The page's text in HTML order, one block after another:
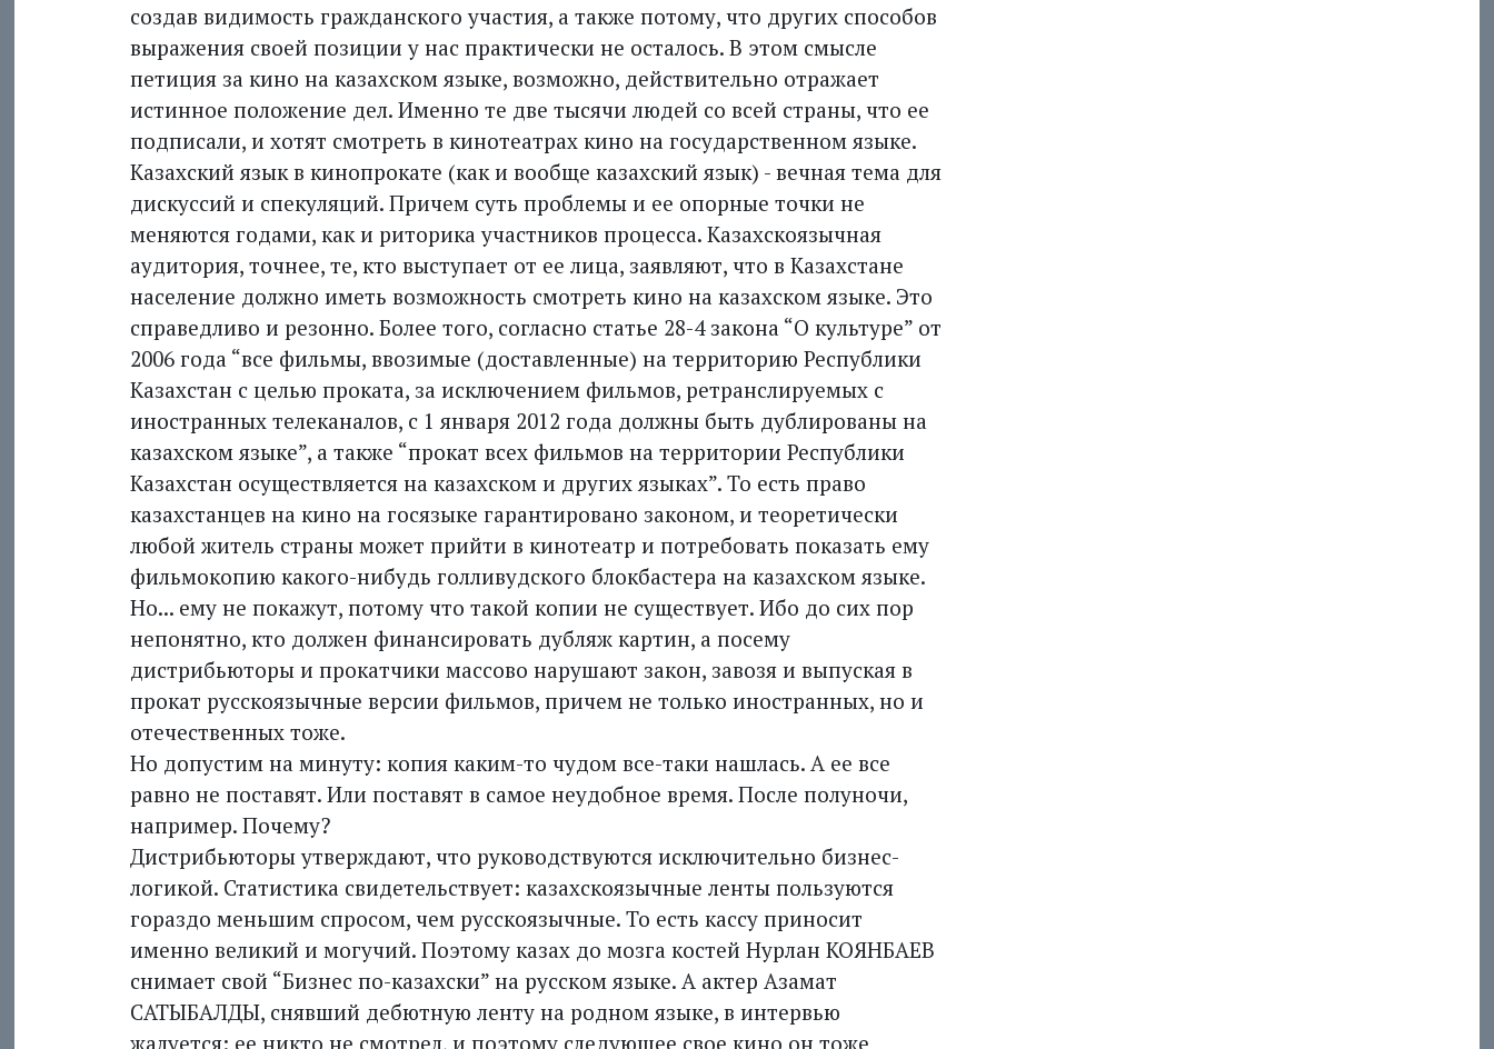
создав видимость гражданского участия, а также потому, что других способов
выражения своей позиции у нас практически не осталось. В этом смысле
петиция за кино на казахском языке, возможно, действительно отражает
истинное положение дел. Именно те две тысячи людей со всей страны, что ее
подписали, и хотят смотреть в кинотеатрах кино на государственном языке.
Казахский язык в кинопрокате (как и вообще казахский язык) - вечная тема для
дискуссий и спекуляций. Причем суть проблемы и ее опорные точки не
меняются годами, как и риторика участников процесса. Казахскоязычная
аудитория, точнее, те, кто выступает от ее лица, заявляют, что в Казахстане
население должно иметь возможность смотреть кино на казахском языке. Это
справедливо и резонно. Более того, согласно статье 28-4 закона “О культуре” от
2006 года “все фильмы, ввозимые (доставленные) на территорию Республики
Казахстан с целью проката, за исключением фильмов, ретранслируемых с
иностранных телеканалов, с 1 января 2012 года должны быть дублированы на
казахском языке”, а также “прокат всех фильмов на территории Республики
Казахстан осуществляется на казахском и других языках”. То есть право
казахстанцев на кино на госязыке гарантировано законом, и теоретически
любой житель страны может прийти в кинотеатр и потребовать показать ему
фильмокопию какого-нибудь голливудского блокбастера на казахском языке.
Но... ему не покажут, потому что такой копии не существует. Ибо до сих пор
непонятно, кто должен финансировать дубляж картин, а посему
дистрибьюторы и прокатчики массово нарушают закон, завозя и выпуская в
прокат русскоязычные версии фильмов, причем не только иностранных, но и
отечественных тоже.
Но допустим на минуту: копия каким-то чудом все-таки нашлась. А ее все
равно не поставят. Или поставят в самое неудобное время. После полуночи,
например. Почему?
Дистрибьюторы утверждают, что руководствуются исключительно бизнес-
логикой. Статистика свидетельствует: казахскоязычные ленты пользуются
гораздо меньшим спросом, чем русскоязычные. То есть кассу приносит
именно великий и могучий. Поэтому казах до мозга костей Нурлан КОЯНБАЕВ
снимает свой “Бизнес по-казахски” на русском языке. А актер Азамат
САТЫБАЛДЫ, снявший дебютную ленту на родном языке, в интервью
жалуется: ее никто не смотрел, и поэтому следующее свое кино он тоже